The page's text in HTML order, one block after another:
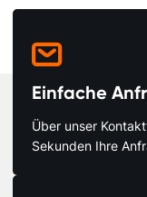

Einfache
Über unser
Sekunden Ihre